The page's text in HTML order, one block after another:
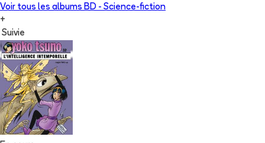
Voir tous les albums BD - Science-fiction
+
Suivie